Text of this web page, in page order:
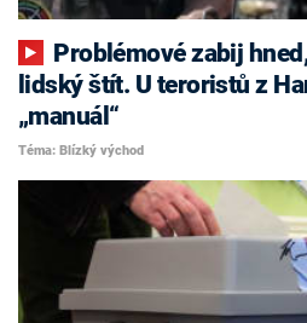
lidský štít. U teroristů z
„manuál“
Téma: Blízký východ